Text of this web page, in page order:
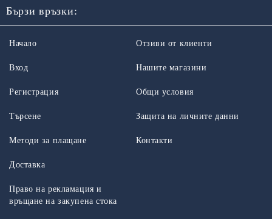
Бързи връзки:
Начало
Вход
Регистрация
Търсене
Отзиви от клиенти
Нашите магазини
Общи условия
Защита на личните данни
Методи за плащане
Доставка
Право на рекламация и
връщане на закупена стока
Контакти